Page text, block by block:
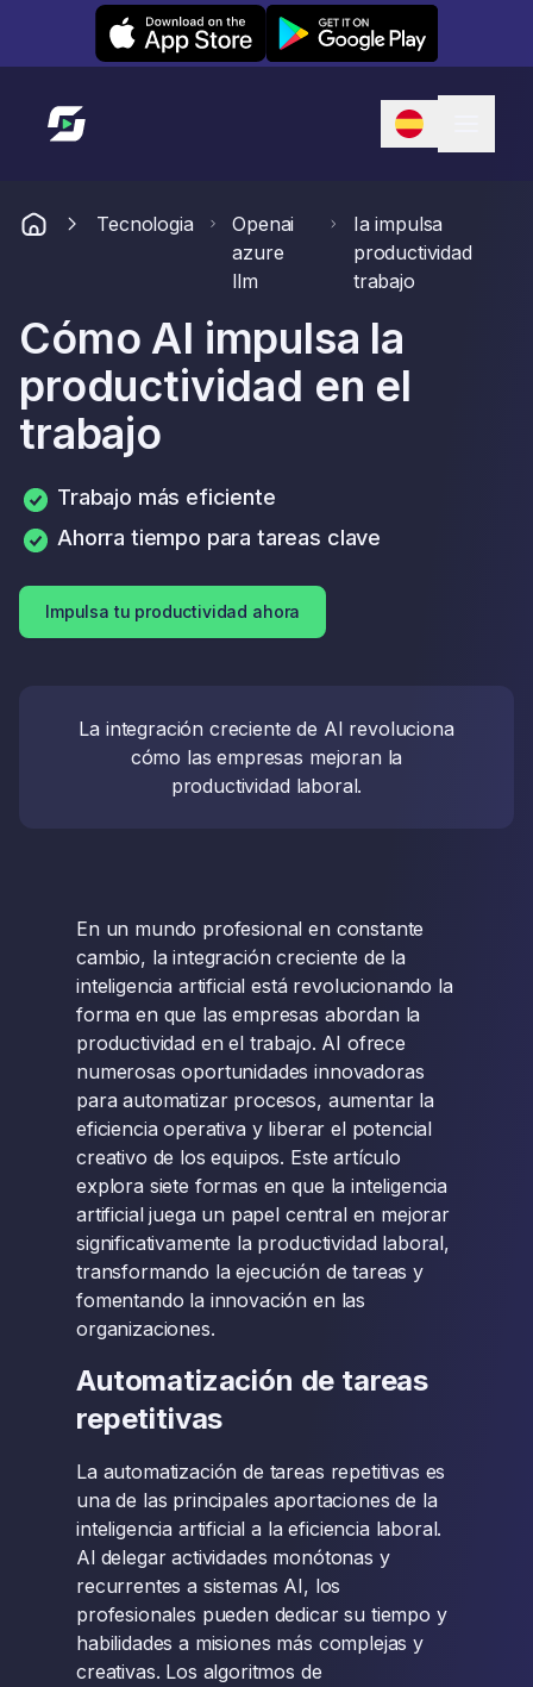
Leexi on iOS Leexi on Android
Enlace a la página de inicio
Tecnologia
Openai
azure
llm
Ia impulsa
productividad
trabajo
Cómo AI impulsa la
productividad en el
trabajo
Trabajo más eficiente
Ahorra tiempo para tareas clave
Impulsa tu productividad ahora
La integración creciente de AI revoluciona
cómo las empresas mejoran la
productividad laboral.
En un mundo profesional en constante
cambio, la integración creciente de la
inteligencia artificial está revolucionando la
forma en que las empresas abordan la
productividad en el trabajo. AI ofrece
numerosas oportunidades innovadoras
para automatizar procesos, aumentar la
eficiencia operativa y liberar el potencial
creativo de los equipos. Este artículo
explora siete formas en que la inteligencia
artificial juega un papel central en mejorar
significativamente la productividad laboral,
transformando la ejecución de tareas y
fomentando la innovación en las
organizaciones.
Automatización de tareas
repetitivas
La automatización de tareas repetitivas es
una de las principales aportaciones de la
inteligencia artificial a la eficiencia laboral.
Al delegar actividades monótonas y
recurrentes a sistemas AI, los
profesionales pueden dedicar su tiempo y
habilidades a misiones más complejas y
creativas. Los algoritmos de